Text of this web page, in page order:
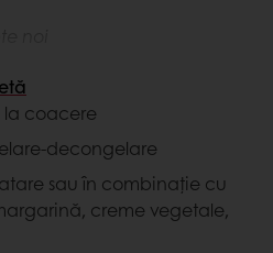
umpluturi de
urmează ultimele
atare sau în combinație cu
coacere
decongelare
sau în combinație cu
creme vegetale,